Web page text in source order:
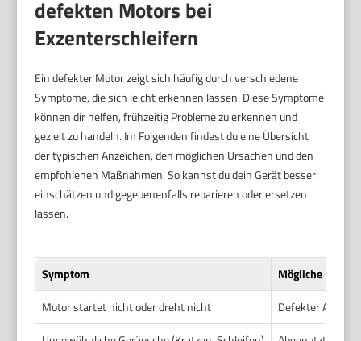
defekten Motors bei
Exzenterschleifern
Ein defekter Motor zeigt sich häufig durch verschiedene
Symptome, die sich leicht erkennen lassen. Diese Symptome
können dir helfen, frühzeitig Probleme zu erkennen und
gezielt zu handeln. Im Folgenden findest du eine Übersicht
der typischen Anzeichen, den möglichen Ursachen und den
empfohlenen Maßnahmen. So kannst du dein Gerät besser
einschätzen und gegebenenfalls reparieren oder ersetzen
lassen.
Symptom
Mögliche
Motor startet nicht oder dreht nicht
Defekter Anker,